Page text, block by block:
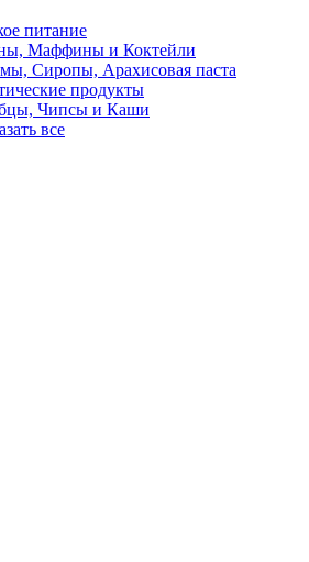
питание
Маффины и Коктейли
Сиропы, Арахисовая паста
продукты
Чипсы и Каши
все